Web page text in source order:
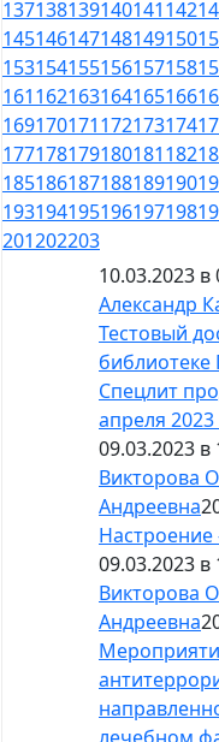
137138139140141142
145146147148149150
153154155156157158
161162163164165166
169170171172173174
177178179180181182
185186187188189190
193194195196197198
201202203
10.03.2023 в
Александр
Тестовый
Спецлит
апреля 2023
09.03.2023 в
Викторова
Андреевна
Настроение
09.03.2023 в
Викторова
Андреевна